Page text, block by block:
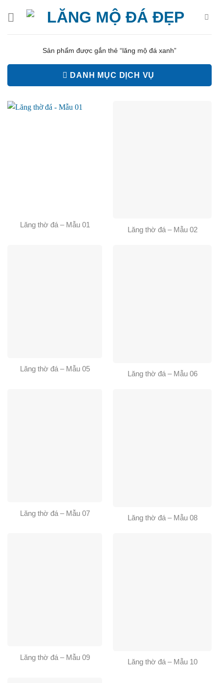
Sản phẩm được gắn thẻ “lăng mộ đá xanh”
DANH MỤC DỊCH VỤ
Lăng thờ đá – Mẫu 01
Lăng thờ đá – Mẫu 02
Lăng thờ đá – Mẫu 05
Lăng thờ đá – Mẫu 06
Lăng thờ đá – Mẫu 07
Lăng thờ đá – Mẫu 08
Lăng thờ đá – Mẫu 09
Lăng thờ đá – Mẫu 10